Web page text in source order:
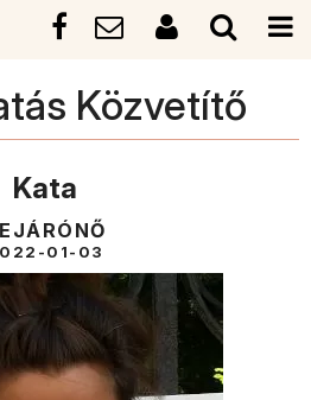
Közvetítő
Kata
01-03